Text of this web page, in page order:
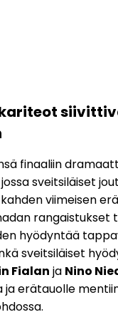
finaaliin
sveitsiläiset
viimeisen
rangaistukset
hyödyntää
sveitsiläiset
Fialan ja Nino
ja erätauolle